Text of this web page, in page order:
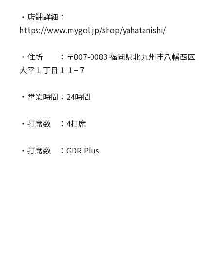
・店舗詳細：
https://www.mygol.jp/shop/yahatanishi/
・住所 ：〒807-0083 福岡県北九州市八幡西区
大平１丁目１１−７
・営業時間：24時間
・打席数 ：4打席
・打席数 ：GDR Plus